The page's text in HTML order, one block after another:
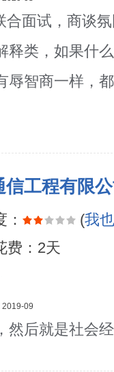
面试，商谈
释类，如果什
辱智商一样，
信工程有限
(我
费：2天
2019-09
然后就是社会